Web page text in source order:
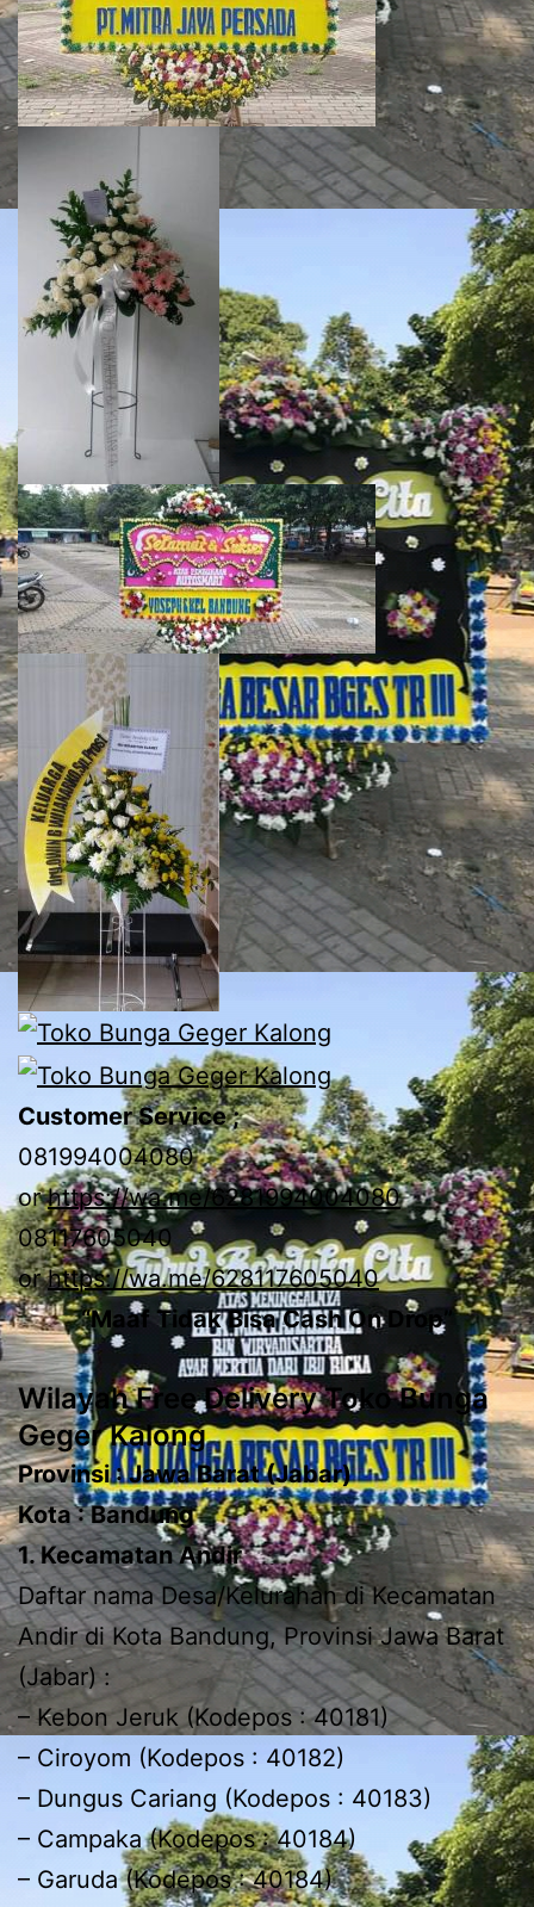
Customer Service ;
081994004080
orhttps://wa.me/6281994004080
08117605040
orhttps://wa.me/628117605040
“Maaf Tidak Bisa Cash On Drop”
Wilayah Free Delivery Toko Bunga
Geger Kalong
Provinsi : Jawa Barat (Jabar)
Kota : Bandung
1. Kecamatan Andir
Daftar nama Desa/Kelurahan di Kecamatan
Andir di Kota Bandung, Provinsi Jawa Barat
(Jabar) :
– Kebon Jeruk (Kodepos : 40181)
– Ciroyom (Kodepos : 40182)
– Dungus Cariang (Kodepos : 40183)
– Campaka (Kodepos : 40184)
– Garuda (Kodepos : 40184)